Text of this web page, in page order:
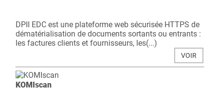
DPII EDC est une plateforme web sécurisée HTTPS de
dématérialisation de documents sortants ou entrants :
les factures clients et fournisseurs, les(...)
VOIR
KOMIscan